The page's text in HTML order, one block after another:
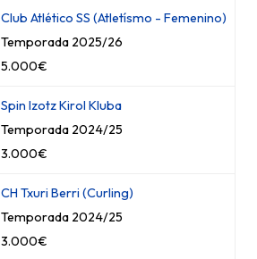
Club Atlético SS (Atletísmo - Femenino)
Temporada 2025/26
5.000€
Spin Izotz Kirol Kluba
Temporada 2024/25
3.000€
CH Txuri Berri (Curling)
Temporada 2024/25
3.000€